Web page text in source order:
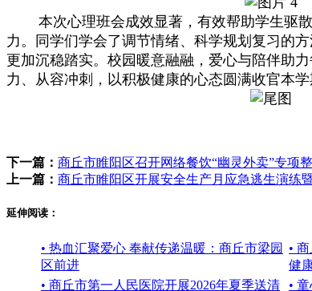
本次心理班会成效显著，有效帮助学生驱散
力。同学们学会了调节情绪、科学规划复习的
更加沉稳踏实。校园暖意融融，爱心与陪伴助
力、从容冲刺，以积极健康的心态圆满收官本学
下一篇： 商丘市睢阳区召开网络餐饮“幽灵外卖”专项
上一篇： 商丘市睢阳区开展安全生产月应急逃生演练
延伸阅读：
• 热血汇聚爱心 奉献传递温暖：商丘市梁园
区前进
•
健
• 商丘市第一人民医院开展2026年夏季送清
•